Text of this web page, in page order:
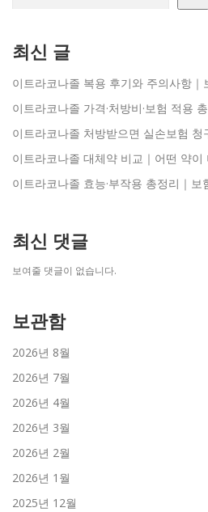
최신 글
이트라코나졸 복용 후기와 주의사항
이트라코나졸 가격·처방비·보험 적용
이트라코나졸 처방받으면 실손보험 청
이트라코나졸 대체약 비교｜어떤 약이
이트라코나졸 효능·부작용 총정리｜보
최신 댓글
보여줄 댓글이 없습니다.
보관함
2026년 8월
2026년 7월
2026년 4월
2026년 3월
2026년 2월
2026년 1월
2025년 12월